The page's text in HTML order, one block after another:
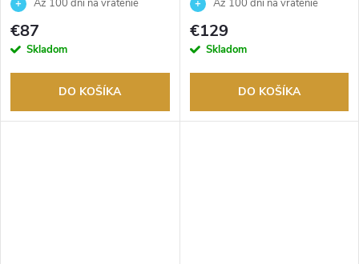
Až 100 dní na vrátenie
tovaru. Autorizovaný predajca.
€87
Skladom
DO KOŠÍKA
Až 100 dní na vrátenie
tovaru. Autorizovaný predajca.
€129
Skladom
DO KOŠÍKA